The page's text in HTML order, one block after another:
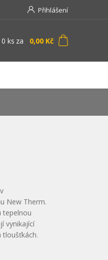
Přihlášení
0 ks za 0,00 Kč
New Therm.
tepelnou
vynikající
tloušťkách.